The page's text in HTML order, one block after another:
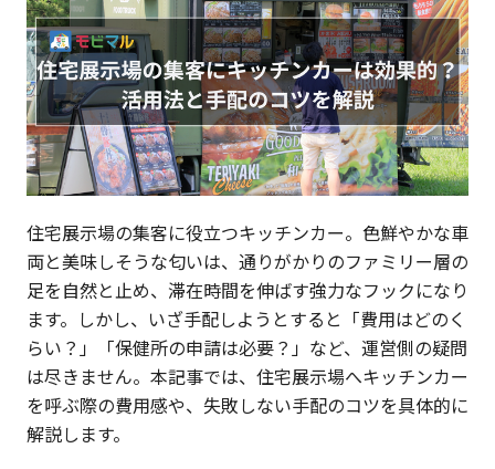
住宅展示場の集客に役立つキッチンカー。色鮮やかな車
両と美味しそうな匂いは、通りがかりのファミリー層の
足を自然と止め、滞在時間を伸ばす強力なフックになり
ます。しかし、いざ手配しようとすると「費用はどのく
らい？」「保健所の申請は必要？」など、運営側の疑問
は尽きません。本記事では、住宅展示場へキッチンカー
を呼ぶ際の費用感や、失敗しない手配のコツを具体的に
解説します。